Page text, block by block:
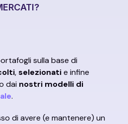
sulla base di
,selezionatie infine
dai nostri modelli di
.
di avere (e mantenere) un